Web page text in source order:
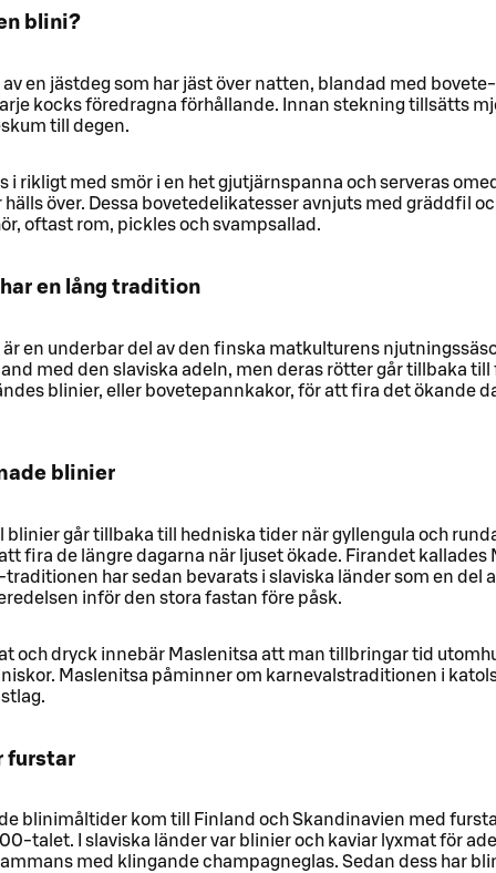
blini?
en jästdeg som har jäst över natten, blandad med
kocks föredragna förhållande. Innan stekning tillsätts
till degen.
i rikligt med smör i en het gjutjärnspanna och serveras
hälls över. Dessa bovetedelikatesser avnjuts med gräddfil
oftast rom, pickles och svampsallad.
en lång tradition
en underbar del av den finska matkulturens
med den slaviska adeln, men deras rötter går tillbaka
blinier, eller bovetepannkakor, för att fira det ökande
blinier
blinier går tillbaka till hedniska tider när gyllengula och
fira de längre dagarna när ljuset ökade. Firandet kallades
har sedan bevarats i slaviska länder som en del
inför den stora fastan före påsk.
och dryck innebär Maslenitsa att man tillbringar tid
Maslenitsa påminner om karnevalstraditionen i
furstar
blinimåltider kom till Finland och Skandinavien med
talet. I slaviska länder var blinier och kaviar lyxmat för
med klingande champagneglas. Sedan dess har